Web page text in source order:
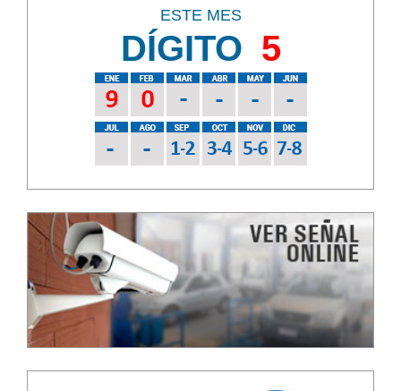
ESTE MES
DÍGITO 5